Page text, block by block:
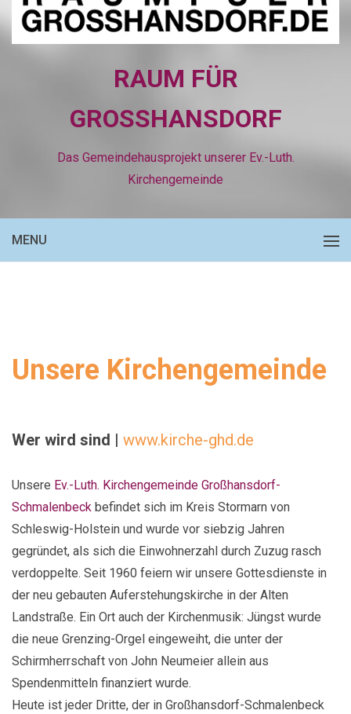
RAUM FÜR
GROSSHANSDORF
Das Gemeindehausprojekt unserer Ev.-Luth.
Kirchengemeinde
MENU
Unsere Kirchengemeinde
Wer wird sind | www.kirche-ghd.de
Unsere Ev.-Luth. Kirchengemeinde Großhansdorf-
Schmalenbeck befindet sich im Kreis Stormarn von
Schleswig-Holstein und wurde vor siebzig Jahren
gegründet, als sich die Einwohnerzahl durch Zuzug rasch
verdoppelte. Seit 1960 feiern wir unsere Gottesdienste in
der neu gebauten Auferstehungskirche in der Alten
Landstraße. Ein Ort auch der Kirchenmusik: Jüngst wurde
die neue Grenzing-Orgel eingeweiht, die unter der
Schirmherrschaft von John Neumeier allein aus
Spendenmitteln finanziert wurde.
Heute ist jeder Dritte, der in Großhansdorf-Schmalenbeck